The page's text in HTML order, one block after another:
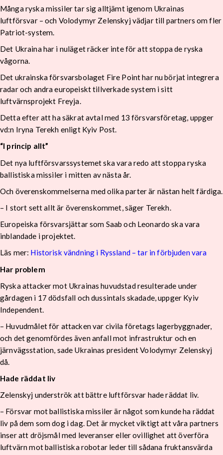
Många ryska missiler tar sig alltjämt igenom Ukrainas
luftförsvar – och Volodymyr Zelenskyj vädjar till partners om fler
Patriot-system.
Det Ukraina har i nuläget räcker inte för att stoppa de ryska
vågorna.
Det ukrainska försvarsbolaget Fire Point har nu börjat integrera
radar och andra europeiskt tillverkade system i sitt
luftvärnsprojekt Freyja.
Detta efter att ha säkrat avtal med 13 försvarsföretag, uppger
vd:n Iryna Terekh enligt Kyiv Post.
“I princip allt”
Det nya luftförsvarssystemet ska vara redo att stoppa ryska
ballistiska missiler i mitten av nästa år.
Och överenskommelserna med olika parter är nästan helt färdiga.
– I stort sett allt är överenskommet, säger Terekh.
Europeiska försvarsjättar som Saab och Leonardo ska vara
inblandade i projektet.
Läs mer: Historisk vändning i Ryssland – tar in förbjuden vara
Har problem
Ryska attacker mot Ukrainas huvudstad resulterade under
gårdagen i 17 dödsfall och dussintals skadade, uppger Kyiv
Independent.
– Huvudmålet för attacken var civila företags lagerbyggnader,
och det genomfördes även anfall mot infrastruktur och en
järnvägsstation, sade Ukrainas president Volodymyr Zelenskyj
då.
Hade räddat liv
Zelenskyj underströk att bättre luftförsvar hade räddat liv.
– Försvar mot ballistiska missiler är något som kunde ha räddat
liv på dem som dog i dag. Det är mycket viktigt att våra partners
inser att dröjsmål med leveranser eller ovillighet att överföra
luftvärn mot ballistiska robotar leder till sådana fruktansvärda